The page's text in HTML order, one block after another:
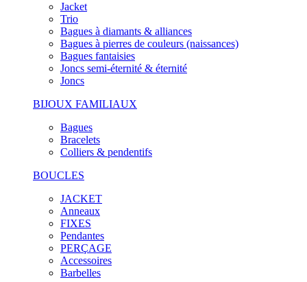
Jacket
Trio
Bagues à diamants & alliances
Bagues à pierres de couleurs (naissances)
Bagues fantaisies
Joncs semi-éternité & éternité
Joncs
BIJOUX FAMILIAUX
Bagues
Bracelets
Colliers & pendentifs
BOUCLES
JACKET
Anneaux
FIXES
Pendantes
PERÇAGE
Accessoires
Barbelles